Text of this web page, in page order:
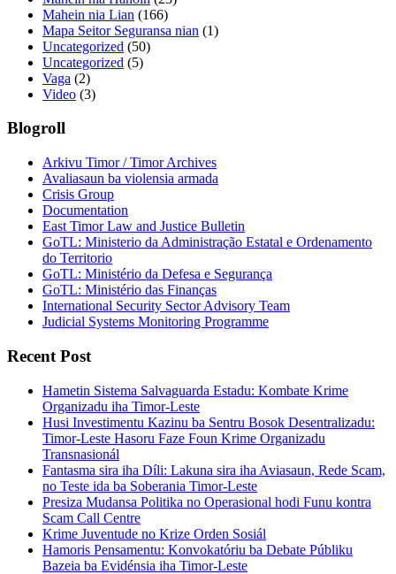
Mahein nia Lian (166)
Mapa Seitor Seguransa nian (1)
Uncategorized (50)
Uncategorized (5)
Vaga (2)
Video (3)
Blogroll
Arkivu Timor / Timor Archives
Avaliasaun ba violensia armada
Crisis Group
Documentation
East Timor Law and Justice Bulletin
GoTL: Ministerio da Administração Estatal e Ordenamento
do Territorio
GoTL: Ministério da Defesa e Segurança
GoTL: Ministério das Finanças
International Security Sector Advisory Team
Judicial Systems Monitoring Programme
Recent Post
Hametin Sistema Salvaguarda Estadu: Kombate Krime
Organizadu iha Timor-Leste
Husi Investimentu Kazinu ba Sentru Bosok Desentralizadu:
Timor-Leste Hasoru Faze Foun Krime Organizadu
Transnasionál
Fantasma sira iha Díli: Lakuna sira iha Aviasaun, Rede Scam,
no Teste ida ba Soberania Timor-Leste
Presiza Mudansa Politika no Operasional hodi Funu kontra
Scam Call Centre
Krime Juventude no Krize Orden Sosiál
Hamoris Pensamentu: Konvokatóriu ba Debate Públiku
Bazeia ba Evidénsia iha Timor-Leste